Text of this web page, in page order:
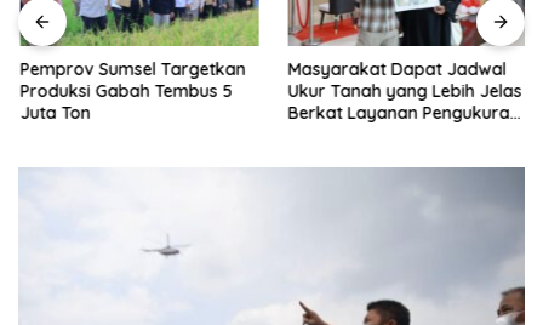
Pemprov Sumsel Targetkan
Produksi Gabah Tembus 5
Juta Ton
Masyarakat Dapat Jadwal
Ukur Tanah yang Lebih Jelas
Berkat Layanan Pengukuran